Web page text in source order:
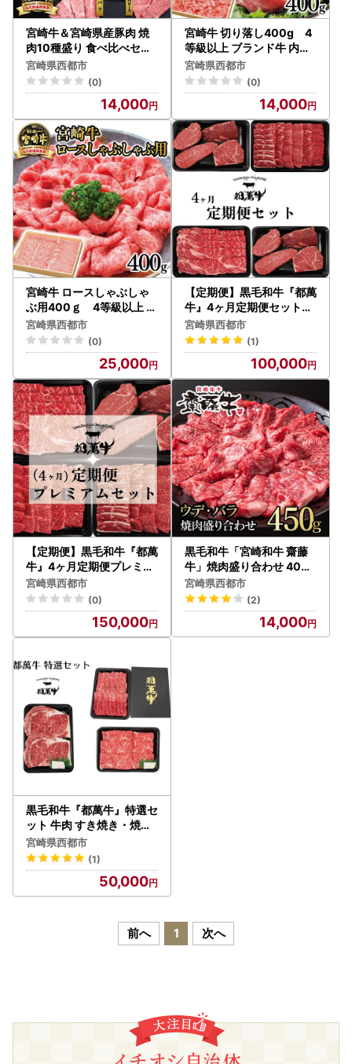
宮崎牛＆宮崎県産豚肉 焼
肉10種盛り 食べ比べセッ
ト計600g 宮崎牛4等級以
上 国産牛 豚肉 ブランド牛
ミヤチク 内閣総理大臣賞4
連覇＜47-3b＞
宮崎県西都市
(0)
14,000
宮崎牛 切り落し400g 4
等級以上 ブランド牛 内閣
総理大臣賞4連覇 厳選＜3-
1a＞A
宮崎県西都市
(0)
14,000
宮崎牛 ロースしゃぶしゃ
ぶ用400ｇ 4等級以上 内
閣総理大臣賞4連覇 厳選＜
3-2a＞A
宮崎県西都市
(0)
25,000
【定期便】黒毛和牛『都萬
牛』4ヶ月定期便セット
国産牛肉＜6-2a＞
宮崎県西都市
(1)
100,000
【定期便】黒毛和牛『都萬
牛』4ヶ月定期便プレミア
ムセット 国産牛肉＜6-3
a＞
宮崎県西都市
(0)
150,000
黒毛和牛「宮崎和牛 齋藤
牛」焼肉盛り合わせ 400g
食べ比べ 国産牛肉＜5-7a
＞
宮崎県西都市
(2)
14,000
黒毛和牛『都萬牛』特選セ
ット 牛肉 すき焼き・焼肉
・ステーキ 国産牛肉＜6-1
a＞
宮崎県西都市
(1)
50,000
前へ 1 次へ